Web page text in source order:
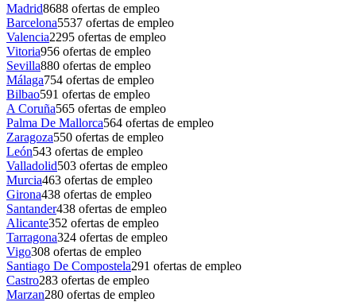
Madrid8688 ofertas de empleo
Barcelona5537 ofertas de empleo
Valencia2295 ofertas de empleo
Vitoria956 ofertas de empleo
Sevilla880 ofertas de empleo
Málaga754 ofertas de empleo
Bilbao591 ofertas de empleo
A Coruña565 ofertas de empleo
Palma De Mallorca564 ofertas de empleo
Zaragoza550 ofertas de empleo
León543 ofertas de empleo
Valladolid503 ofertas de empleo
Murcia463 ofertas de empleo
Girona438 ofertas de empleo
Santander438 ofertas de empleo
Alicante352 ofertas de empleo
Tarragona324 ofertas de empleo
Vigo308 ofertas de empleo
Santiago De Compostela291 ofertas de empleo
Castro283 ofertas de empleo
Marzan280 ofertas de empleo